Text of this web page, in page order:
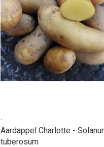
.
Aardappel Charlotte -
tuberosum